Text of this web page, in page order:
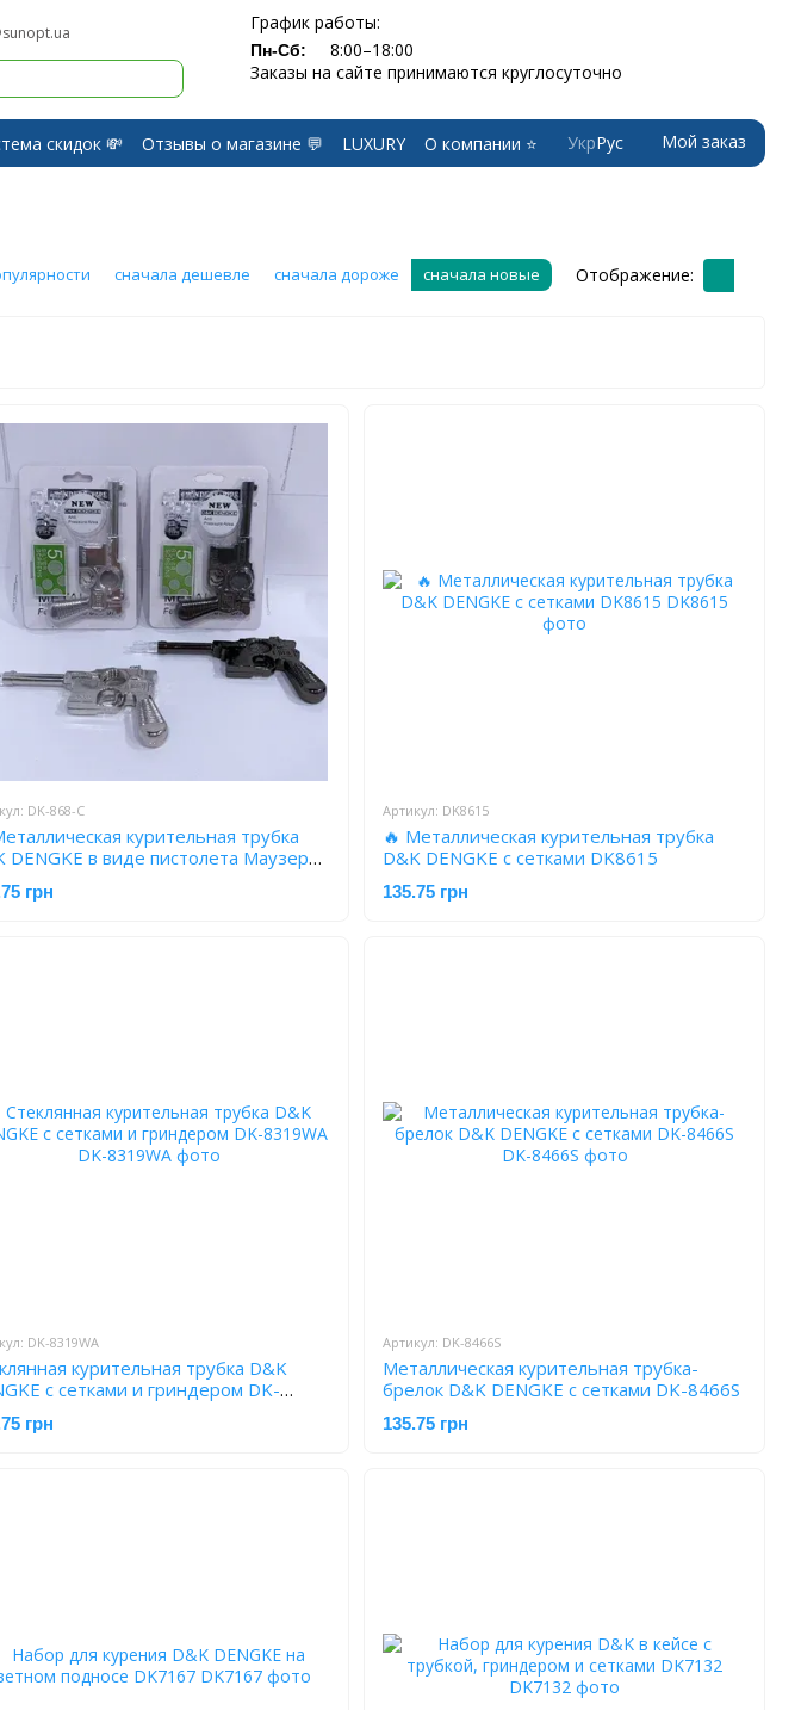
График работы:
Пн-Сб:
8:00–18:00
Заказы на сайте принимаются круглосуточно
скидок 💸 Отзывы о магазине 💬 LUXURY
О компании ⭐
УкрРус Мой заказ
сначала дешевле сначала дороже сначала новые Отображение:
DK-868-С
курительная трубка
DENGKE в виде пистолета Маузер
С
грн
Артикул: DK8615
🔥 Металлическая курительная трубка
D&K DENGKE с сетками DK8615
135.75 грн
DK-8319WA
курительная трубка D&K
с сетками и гриндером DK-
грн
Артикул: DK-8466S
Металлическая курительная трубка-
брелок D&K DENGKE с сетками DK-8466S
135.75 грн